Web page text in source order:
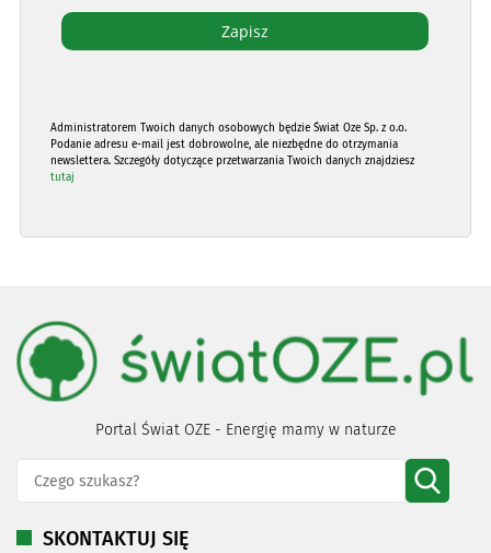
Administratorem Twoich danych osobowych będzie Świat Oze Sp. z o.o.
Podanie adresu e-mail jest dobrowolne, ale niezbędne do otrzymania
newslettera. Szczegóły dotyczące przetwarzania Twoich danych znajdziesz
tutaj
Portal Świat OZE - Energię mamy w naturze
SKONTAKTUJ SIĘ